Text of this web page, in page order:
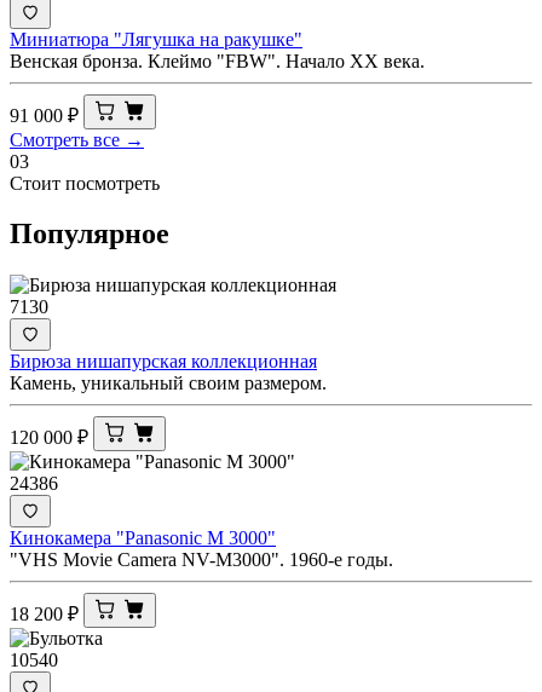
Миниатюра "Лягушка на ракушке"
Венская бронза. Клеймо "FBW". Начало ХХ века.
91 000 ₽
Смотреть все →
03
Стоит посмотреть
Популярное
7130
Бирюза нишапурская коллекционная
Камень, уникальный своим размером.
120 000 ₽
24386
Кинокамера "Panasonic M 3000"
"VHS Movie Camera NV-M3000". 1960-е годы.
18 200 ₽
10540